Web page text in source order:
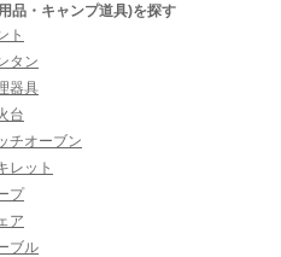
品・キャンプ道具)を探す
ト
タン
器具
台
チオーブン
レット
プ
ア
ブル